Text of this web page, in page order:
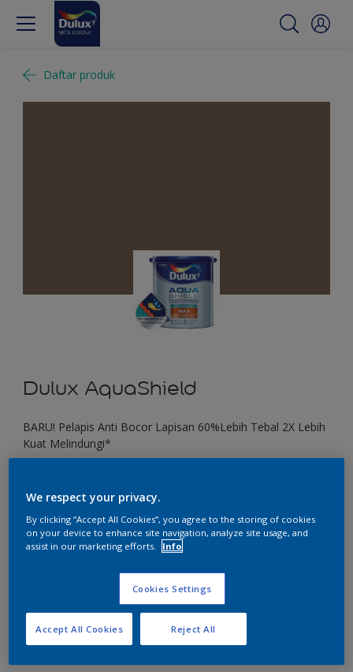
Daftar produk
Dulux AquaShield
BARU! Pelapis Anti Bocor Lapisan 60%Lebih Tebal 2X Lebih
Kuat Melindungi*
Ukuran
4 KG
Jumlah Kalkulator cat
Hitung
We respect your privacy.
By clicking “Accept All Cookies”, you agree to the storing of cookies
on your device to enhance site navigation, analyze site usage, and
assist in our marketing efforts.
Info
Cookies Settings
Reject All
Accept All Cookies